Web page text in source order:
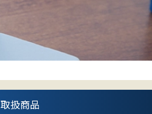
取扱商品